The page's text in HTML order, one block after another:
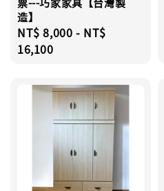
造】
Regular
price
NT$ 8,000 - NT$
16,100